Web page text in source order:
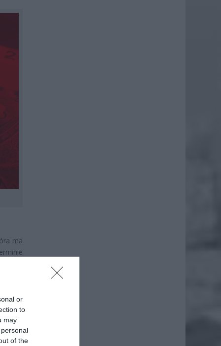
or
to
may
of the
ma